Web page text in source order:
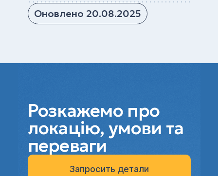
Оновлено 20.08.2025
Розкажемо про
локацію, умови та
переваги
Запросить детали